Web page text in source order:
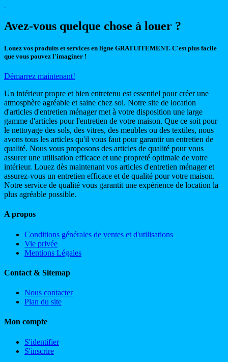
Avez-vous quelque chose à louer ?
Louez vos produits et services en ligne GRATUITEMENT. C'est plus facile
que vous pouvez l'imaginer !
Démarrez maintenant!
Un intérieur propre et bien entretenu est essentiel pour créer une
atmosphère agréable et saine chez soi. Notre site de location
d'articles d'entretien ménager met à votre disposition une large
gamme d'articles pour l'entretien de votre maison. Que ce soit pour
le nettoyage des sols, des vitres, des meubles ou des textiles, nous
avons tous les articles qu'il vous faut pour garantir un entretien de
qualité. Nous vous proposons des articles de qualité pour vous
assurer une utilisation efficace et une propreté optimale de votre
intérieur. Louez dès maintenant vos articles d'entretien ménager et
assurez-vous un entretien efficace et de qualité pour votre maison.
Notre service de qualité vous garantit une expérience de location la
plus agréable possible.
A propos
Conditions générales de ventes et d'utilisations
Vie privée
Mentions Légales
Contact & Sitemap
Nous contacter
Plan du site
Mon compte
S'identifier
S'inscrire